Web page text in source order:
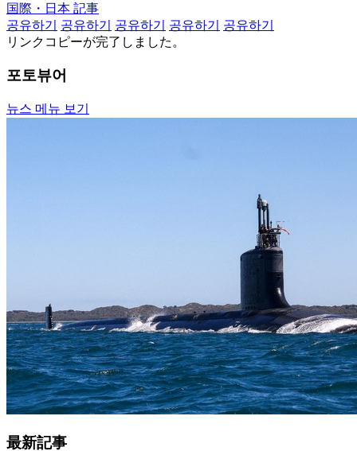
国際・日本 記事
공유하기
공유하기 공유하기 공유하기
공유하기
リンクコピーが完了しました。
포토뷰어
뉴스 메뉴 보기
最新記事